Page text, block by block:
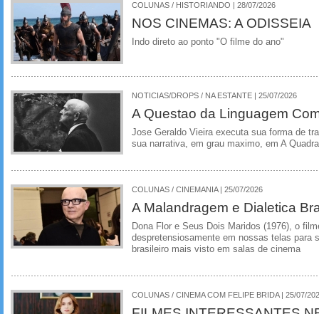
COLUNAS / HISTORIANDO | 28/07/2026
NOS CINEMAS: A ODISSEIA
Indo direto ao ponto "O filme do ano"
NOTICIAS/DROPS / NA ESTANTE | 25/07/2026
A Questao da Linguagem
Jose Geraldo Vieira executa sua forma de
sua narrativa, em grau maximo, em A
COLUNAS / CINEMANIA | 25/07/2026
A Malandragem e Dialetica
Dona Flor e Seus Dois Maridos (1976), o
despretensiosamente em nossas telas para
brasileiro mais visto em salas de cinema
COLUNAS / CINEMA COM FELIPE BRIDA | 25/07/